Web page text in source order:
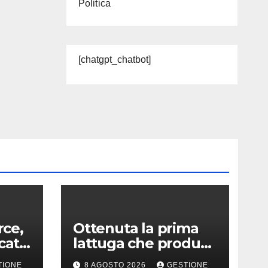
Politica
[chatgpt_chatbot]
Ottenuta la prima
lattuga che produce
una proteina chiave
8 AGOSTO 2026 GESTIONE